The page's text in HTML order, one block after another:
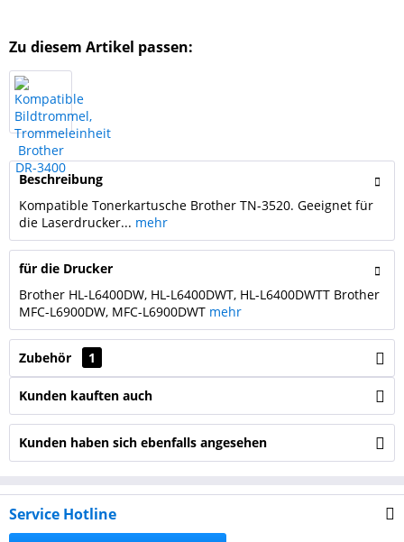
Zu diesem Artikel passen:
Beschreibung
Kompatible Tonerkartusche Brother TN-3520. Geeignet für
die Laserdrucker... mehr
für die Drucker
Brother HL-L6400DW, HL-L6400DWT, HL-L6400DWTT Brother
MFC-L6900DW, MFC-L6900DWT mehr
Zubehör 1
Kunden kauften auch
Kunden haben sich ebenfalls angesehen
Service Hotline